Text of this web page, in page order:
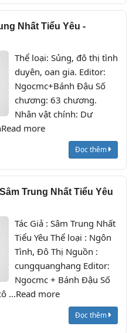
Nhất Tiểu Yêu -
Thể loại: Sủng, đô thị tình
duyên, oan gia. Editor:
Ngocmc+Bánh Đậu Số
chương: 63 chương.
Nhân vật chính: Dư
more
Đọc thêm
Trung Nhất Tiểu Yêu
Tác Giả : Sâm Trung Nhất
Tiểu Yêu Thể loại : Ngôn
Tình, Đô Thị Nguồn :
cungquanghang Editor:
Ngocmc + Bánh Đậu Số
...Read more
Đọc thêm